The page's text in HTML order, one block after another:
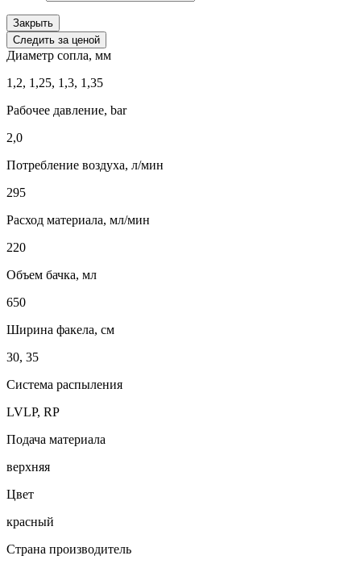
Закрыть
Следить за ценой
Диаметр сопла, мм
1,2, 1,25, 1,3, 1,35
Рабочее давление, bar
2,0
Потребление воздуха, л/мин
295
Расход материала, мл/мин
220
Объем бачка, мл
650
Ширина факела, см
30, 35
Система распыления
LVLP, RP
Подача материала
верхняя
Цвет
красный
Страна производитель